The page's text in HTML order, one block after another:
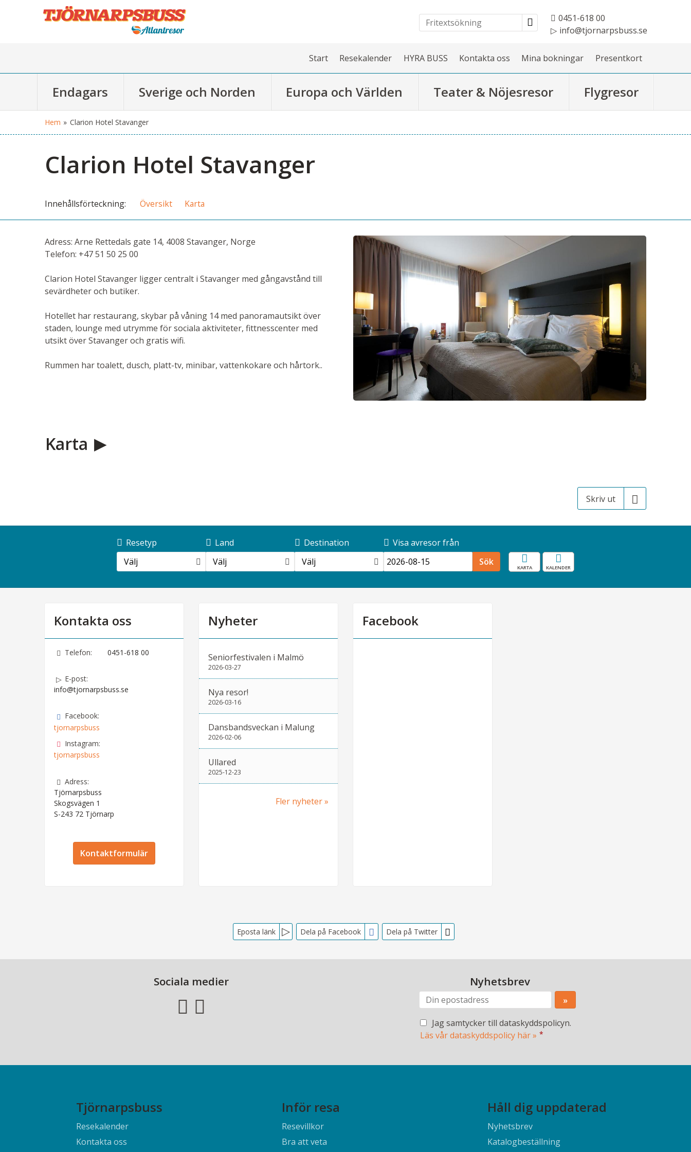
0451-618 00
info@tjornarpsbuss.se
Start Resekalender HYRA BUSS Kontakta oss Mina bokningar Presentkort
Endagars Sverige och Norden Europa och Världen Teater & Nöjesresor Flygresor
Hem » Clarion Hotel Stavanger
Clarion Hotel Stavanger
Innehållsförteckning Översikt Karta
Adress: Arne Rettedals gate 14, 4008 Stavanger, Norge
Telefon: +47 51 50 25 00
Clarion Hotel Stavanger ligger centralt i Stavanger med gångavstånd till
sevärdheter och butiker.
Hotellet har restaurang, skybar på våning 14 med panoramautsikt över
staden, lounge med utrymme för sociala aktiviteter, fittnesscenter med
utsikt över Stavanger och gratis wifi.
Rummen har toalett, dusch, platt-tv, minibar, vattenkokare och hårtork..
Karta
Skriv ut
Resetyp
Välj
Land
Välj
Destination
Välj
Visa avresor från
Sök
KartaResekalender
Kontakta oss
Telefon: 0451-618 00
E-post:
info@tjornarpsbuss.se
Facebook:
tjornarpsbuss
Instagram:
tjornarpsbuss
Adress:
Tjörnarpsbuss
Skogsvägen 1
S-243 72 Tjörnarp
Kontaktformulär
Nyheter
Seniorfestivalen i Malmö
2026-03-27
Nya resor!
2026-03-16
Dansbandsveckan i Malung
2026-02-06
Ullared
2025-12-23
Fler nyheter
Facebook
Eposta länk Dela på Facebook Dela på Twitter
Sociala medier Nyhetsbrev
Jag samtycker till dataskyddspolicyn.
Läs vår dataskyddspolicy här » *
Tjörnarpsbuss
Resekalender
Kontakta oss
Inför resa
Resevillkor
Bra att veta
Håll dig uppdaterad
Nyhetsbrev
Katalogbeställning